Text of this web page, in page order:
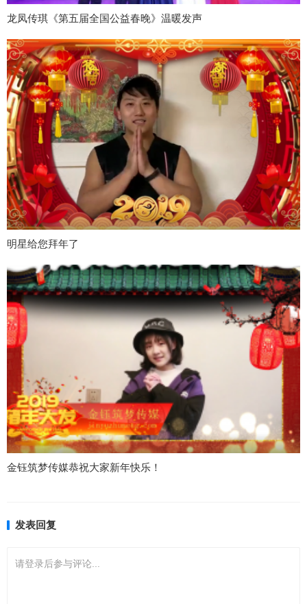
龙凤传琪《第五届全国公益春晚》温暖发声
明星给您拜年了
金钰筑梦传媒恭祝大家新年快乐！
发表回复
请登录后参与评论...